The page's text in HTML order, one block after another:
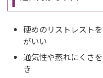
硬めのリストレスト
がいい
通気性や蒸れにくさ
き